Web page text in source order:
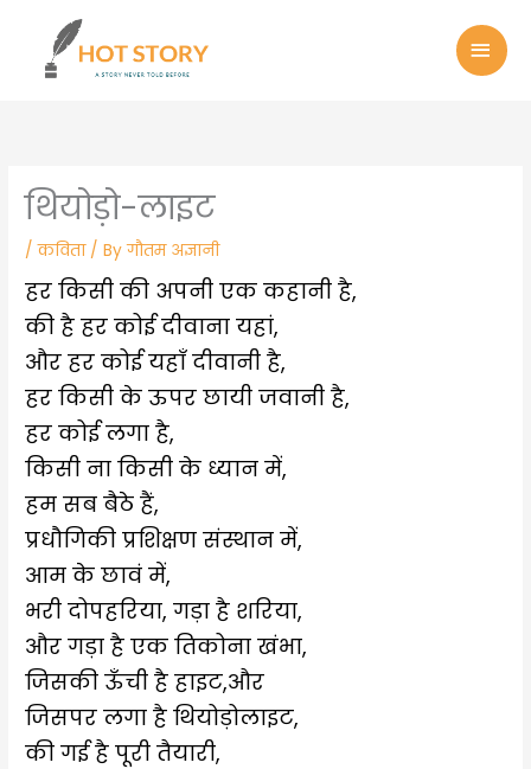
content
थियोड़ो-लाइट
/कविता/ Byगौतम अज्ञानी
हर किसी की अपनी एक कहानी है,
की है हर कोई दीवाना यहां,
और हर कोई यहाँ दीवानी है,
हर किसी के ऊपर छायी जवानी है,
हर कोई लगा है,
किसी ना किसी के ध्यान में,
हम सब बैठे हैं,
प्रधौगिकी प्रशिक्षण संस्थान में,
आम के छावं में,
भरी दोपहरिया, गड़ा है शरिया,
और गड़ा है एक तिकोना खंभा,
जिसकी ऊँची है हाइट,और
जिसपर लगा है थियोड़ोलाइट,
की गई है पूरी तैयारी,